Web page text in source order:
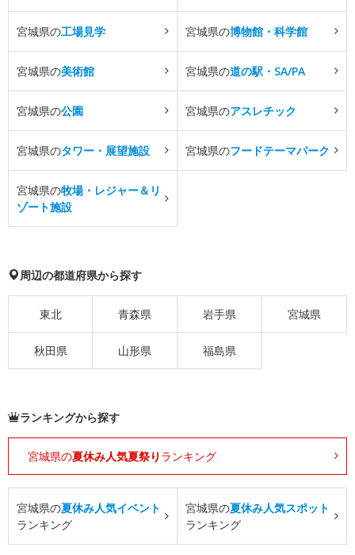
宮城県の工場見学 宮城県の博物館・科学館
宮城県の美術館 宮城県の道の駅・SA/PA
宮城県の公園 宮城県のアスレチック
宮城県のタワー・展望施設 宮城県のフードテーマパーク
宮城県の牧場・レジャー＆リ
ゾート施設
周辺の都道府県から探す
東北 青森県 岩手県 宮城県
秋田県 山形県 福島県
ランキングから探す
宮城県の夏休み人気夏祭り ランキング
宮城県の夏休み人気イベント
ランキング
宮城県の夏休み人気スポット
ランキング